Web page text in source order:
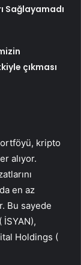
Sağlayamadı
çıkması
kripto
alıyor.
en az
Bu sayede
İSYAN),
Holdings (